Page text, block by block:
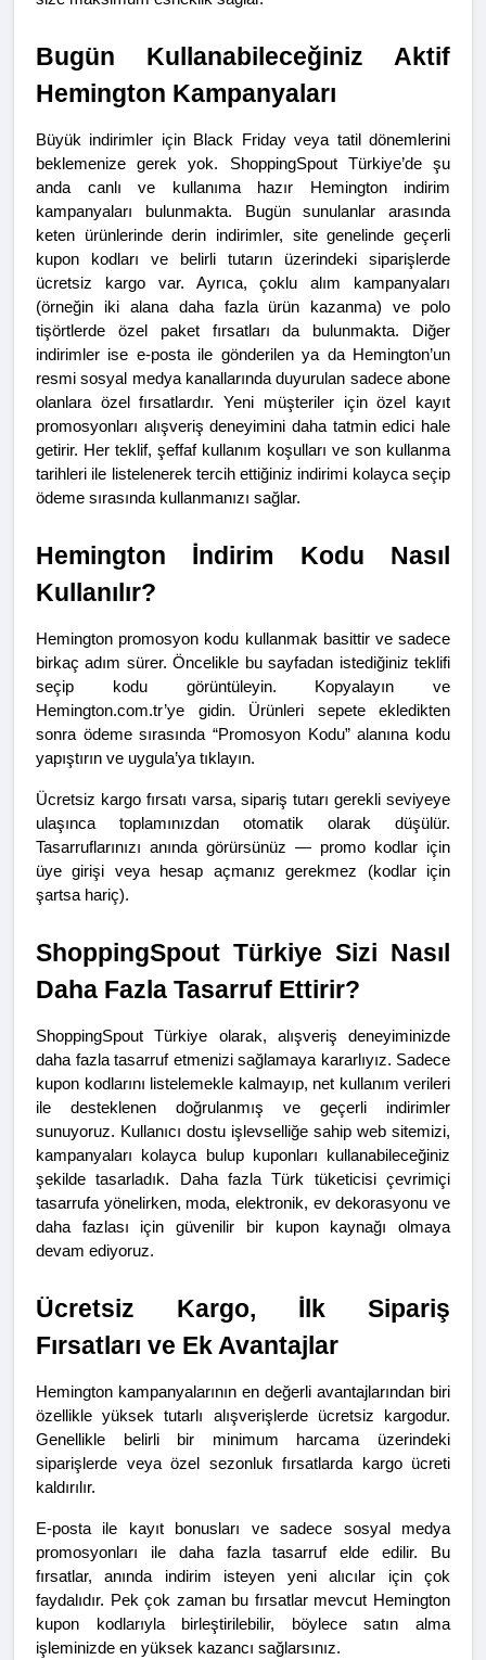
Bugün Kullanabileceğiniz Aktif
Hemington Kampanyaları
Büyük indirimler için Black Friday veya tatil dönemlerini
beklemenize gerek yok. ShoppingSpout Türkiye’de şu
anda canlı ve kullanıma hazır Hemington indirim
kampanyaları bulunmakta. Bugün sunulanlar arasında
keten ürünlerinde derin indirimler, site genelinde geçerli
kupon kodları ve belirli tutarın üzerindeki siparişlerde
ücretsiz kargo var. Ayrıca, çoklu alım kampanyaları
(örneğin iki alana daha fazla ürün kazanma) ve polo
tişörtlerde özel paket fırsatları da bulunmakta. Diğer
indirimler ise e-posta ile gönderilen ya da Hemington’un
resmi sosyal medya kanallarında duyurulan sadece abone
olanlara özel fırsatlardır. Yeni müşteriler için özel kayıt
promosyonları alışveriş deneyimini daha tatmin edici hale
getirir. Her teklif, şeffaf kullanım koşulları ve son kullanma
tarihleri ile listelenerek tercih ettiğiniz indirimi kolayca seçip
ödeme sırasında kullanmanızı sağlar.
Hemington İndirim Kodu Nasıl
Kullanılır?
Hemington promosyon kodu kullanmak basittir ve sadece
birkaç adım sürer. Öncelikle bu sayfadan istediğiniz teklifi
seçip kodu görüntüleyin. Kopyalayın ve
Hemington.com.tr’ye gidin. Ürünleri sepete ekledikten
sonra ödeme sırasında “Promosyon Kodu” alanına kodu
yapıştırın ve uygula’ya tıklayın.
Ücretsiz kargo fırsatı varsa, sipariş tutarı gerekli seviyeye
ulaşınca toplamınızdan otomatik olarak düşülür.
Tasarruflarınızı anında görürsünüz — promo kodlar için
üye girişi veya hesap açmanız gerekmez (kodlar için
şartsa hariç).
ShoppingSpout Türkiye Sizi Nasıl
Daha Fazla Tasarruf Ettirir?
ShoppingSpout Türkiye olarak, alışveriş deneyiminizde
daha fazla tasarruf etmenizi sağlamaya kararlıyız. Sadece
kupon kodlarını listelemekle kalmayıp, net kullanım verileri
ile desteklenen doğrulanmış ve geçerli indirimler
sunuyoruz. Kullanıcı dostu işlevselliğe sahip web sitemizi,
kampanyaları kolayca bulup kuponları kullanabileceğiniz
şekilde tasarladık. Daha fazla Türk tüketicisi çevrimiçi
tasarrufa yönelirken, moda, elektronik, ev dekorasyonu ve
daha fazlası için güvenilir bir kupon kaynağı olmaya
devam ediyoruz.
Ücretsiz Kargo, İlk Sipariş
Fırsatları ve Ek Avantajlar
Hemington kampanyalarının en değerli avantajlarından biri
özellikle yüksek tutarlı alışverişlerde ücretsiz kargodur.
Genellikle belirli bir minimum harcama üzerindeki
siparişlerde veya özel sezonluk fırsatlarda kargo ücreti
kaldırılır.
E-posta ile kayıt bonusları ve sadece sosyal medya
promosyonları ile daha fazla tasarruf elde edilir. Bu
fırsatlar, anında indirim isteyen yeni alıcılar için çok
faydalıdır. Pek çok zaman bu fırsatlar mevcut Hemington
kupon kodlarıyla birleştirilebilir, böylece satın alma
işleminizde en yüksek kazancı sağlarsınız.